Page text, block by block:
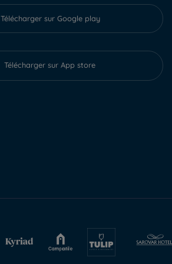
Télécharger sur Google play
Télécharger sur App store